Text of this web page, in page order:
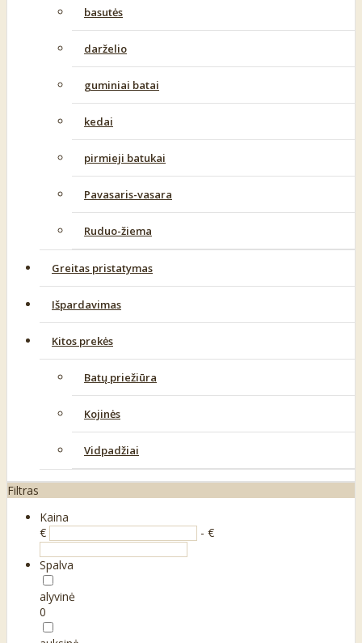
basutės
darželio
guminiai batai
kedai
pirmieji batukai
Pavasaris-vasara
Ruduo-žiema
Greitas pristatymas
Išpardavimas
Kitos prekės
Batų priežiūra
Kojinės
Vidpadžiai
Filtras
Kaina
€
- €
Spalva
alyvinė
0